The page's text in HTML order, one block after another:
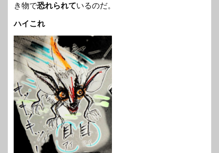
き物で恐れられているのだ。
ハイこれ